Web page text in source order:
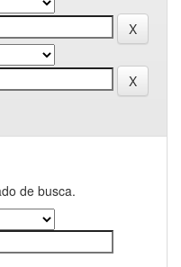
de busca.